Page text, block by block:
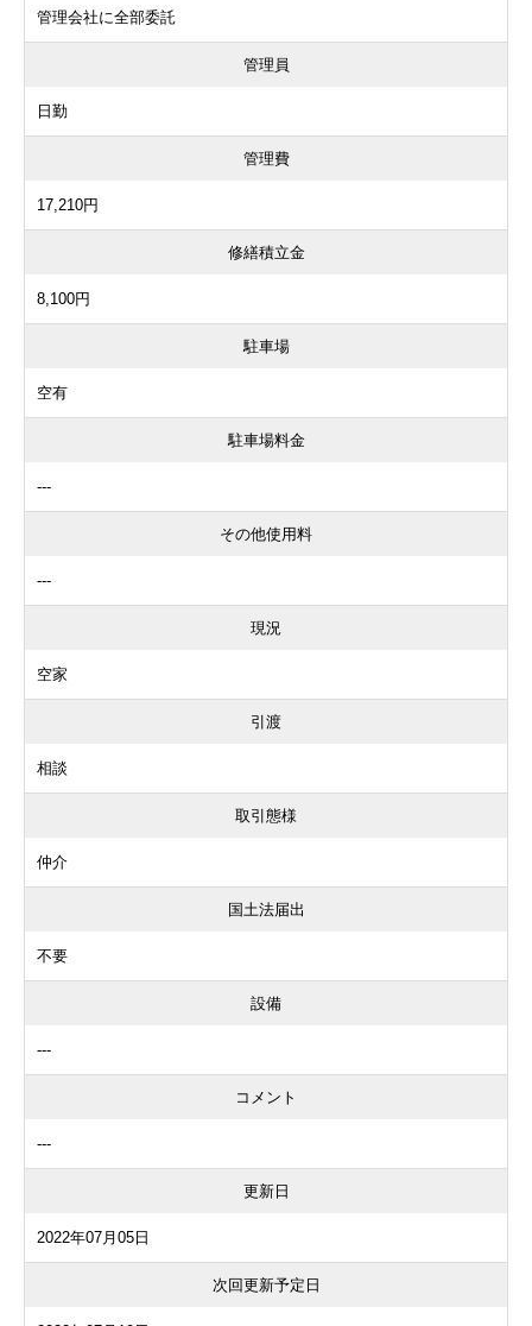
管理会社に全部委託
管理員
日勤
管理費
17,210円
修繕積立金
8,100円
駐車場
空有
駐車場料金
---
その他使用料
---
現況
空家
引渡
相談
取引態様
仲介
国土法届出
不要
設備
---
コメント
---
更新日
2022年07月05日
次回更新予定日